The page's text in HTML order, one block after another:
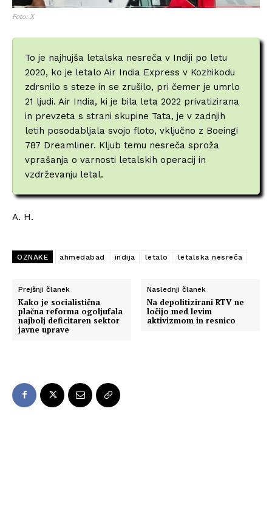
Foto: X
To je najhujša letalska nesreča v Indiji po letu
2020, ko je letalo Air India Express v Kozhikodu
zdrsnilo s steze in se zrušilo, pri čemer je umrlo
21 ljudi. Air India, ki je bila leta 2022 privatizirana
in prevzeta s strani skupine Tata, je v zadnjih
letih posodabljala svojo floto, vključno z Boeingi
787 Dreamliner. Kljub temu nesreča sproža
vprašanja o varnosti letalskih operacij in
vzdrževanju letal.
A. H.
OZNAKE ahmedabad indija letalo letalska nesreča
Prejšnji članek
Kako je socialistična
plačna reforma ogoljufala
najbolj deficitaren sektor
javne uprave
Naslednji članek
Na depolitizirani RTV ne
ločijo med levim
aktivizmom in resnico